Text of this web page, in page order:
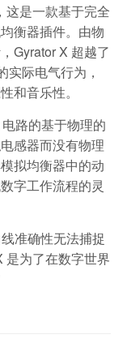
，这是一款基于完全
衡器插件。由物
Gyrator X 超越了
际电气行为，
和音乐性。
电路的基于物理的
感器而没有物理
拟均衡器中的动
字工作流程的灵
准确性无法捕捉
是为了在数字世界